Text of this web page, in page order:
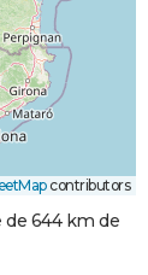
contributors
de 644 km de